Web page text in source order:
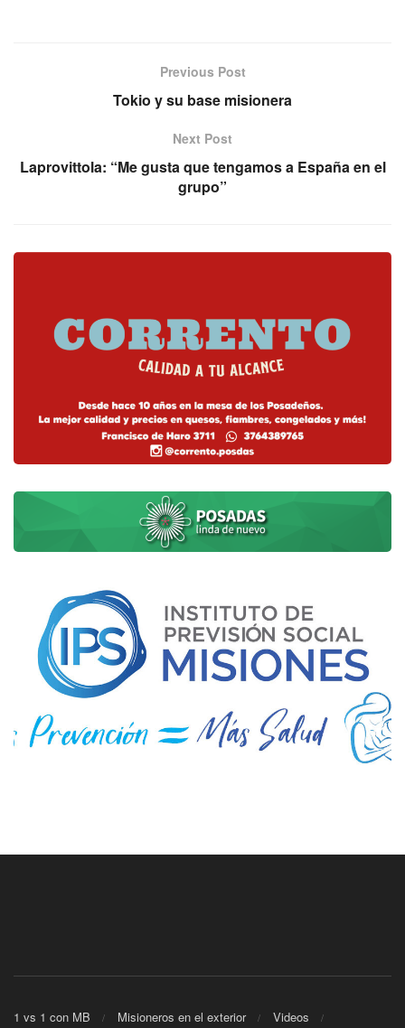
Previous Post
Tokio y su base misionera
Next Post
Laprovittola: “Me gusta que tengamos a España en el
grupo”
1 vs 1 con MB Misioneros en el exterior
Videos